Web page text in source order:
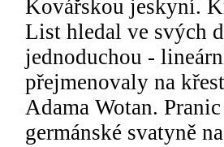
Kovářskou jeskyní.
List hledal ve svých
jednoduchou -
přejmenovaly na
Adama Wotan.
germánské svatyně